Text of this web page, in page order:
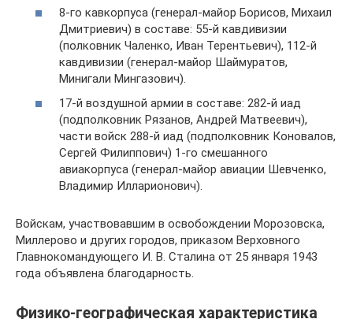
8-го кавкорпуса (генерал-майор Борисов, Михаил
Дмитриевич) в составе: 55-й кавдивизии
(полковник Чаленко, Иван Терентьевич), 112-й
кавдивизии (генерал-майор Шаймуратов,
Минигали Мингазович).
17-й воздушной армии в составе: 282-й иад
(подполковник Рязанов, Андрей Матвеевич),
части войск 288-й иад (подполковник Коновалов,
Сергей Филиппович) 1-го смешанного
авиакорпуса (генерал-майор авиации Шевченко,
Владимир Илларионович).
Войскам, участвовавшим в освобождении Морозовска,
Миллерово и других городов, приказом Верховного
Главнокомандующего И. В. Сталина от 25 января 1943
года объявлена благодарность.
Физико-географическая характеристика